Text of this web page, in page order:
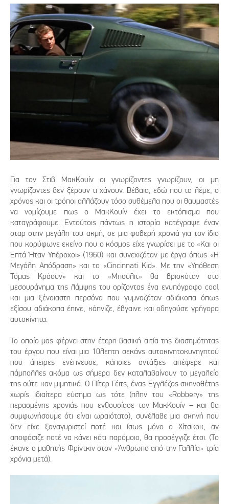
Για τον Στιβ ΜακΚουίν οι γνωρίζοντες γνωρίζουν, οι μη
γνωρίζοντες δεν ξέρουν τι χάνουν. Βέβαια, εδώ που τα λέμε, ο
χρόνος και οι τρόποι αλλάζουν τόσο συθέμελα που οι θαυμαστές
να νομίζουμε πως ο ΜακΚουίν έχει το εκτόπισμα που
καταγράφουμε. Εντούτοις πάντως η ιστορία κατέγραψε έναν
σταρ στην μεγάλη του ακμή, σε μια φοβερή χρονιά για τον ίδιο
που κορύφωνε εκείνο που ο κόσμος είχε γνωρίσει με το «Και οι
Επτά Ήταν Υπέροχοι» (1960) και συνεχιζόταν με έργα όπως «Η
Μεγάλη Απόδραση» και το «Cincinnati Kid». Με την «Υπόθεση
Τόμας Κράουν» και το «Μπούλιτ» θα βρισκόταν στο
μεσουράνημα της λάμψης του ορίζοντας ένα ενυπόγραφο cool
και μια ξένοιαστη περσόνα που γυμναζόταν αδιάκοπα όπως
εξίσου αδιάκοπα έπινε, κάπνιζε, έβγαινε και οδηγούσε γρήγορα
αυτοκίνητα.
Το οποίο μας φέρνει στην έτερη βασική αιτία της διασημότητας
του έργου που είναι μια 10λεπτη σεκάνς αυτοκινητοκυνηγητού
που άπειρες ενέπνευσε, κάποιες αντάξιες απέφερε και
πάμπολλες ακόμα ως σήμερα δεν καταλαβαίνουν το μεγαλείο
της ούτε καν μιμητικά. Ο Πίτερ Γέιτς, ένας Εγγλέζος σκηνοθέτης
χωρίς ιδιαίτερα εύσημα ως τότε (πλην του «Robbery» της
περασμένης χρονιάς που ενθουσίασε τον ΜακΚουίν – και θα
συμφωνήσουμε ότι είναι ωραιότατο), συνέλαβε μια σκηνή που
δεν είχε ξαναγυριστεί ποτέ και ίσως μόνο ο Χίτσκοκ, αν
αποφάσιζε ποτέ να κάνει κάτι παρόμοιο, θα προσέγγιζε έτσι. (Το
έκανε ο μαθητής Φρίντκιν στον «Άνθρωπο από την Γαλλία» τρία
χρόνια μετά).